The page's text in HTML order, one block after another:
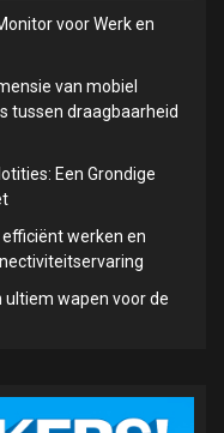
voor Werk en
van mobiel
tussen draagbaarheid
Een Grondige
werken en
wapen voor de